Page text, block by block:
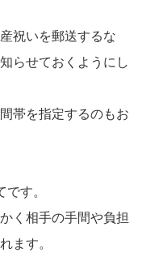
祝いを郵送するな
らせておくようにし
帯を指定するのもお
す。
く相手の手間や負担
ます。